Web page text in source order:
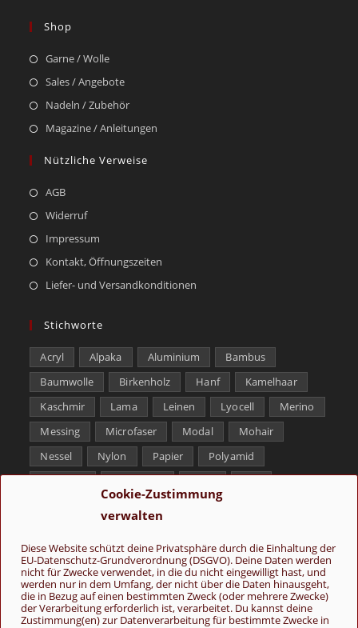
Cookie-Zustimmung
verwalten
Diese Website schützt deine Privatsphäre durch die Einhaltung der
EU-Datenschutz-Grundverordnung (DSGVO). Deine Daten werden
nicht für Zwecke verwendet, in die du nicht eingewilligt hast, und
werden nur in dem Umfang, der nicht über die Daten hinausgeht,
die in Bezug auf einen bestimmten Zweck (oder mehrere Zwecke)
der Verarbeitung erforderlich ist, verarbeitet. Du kannst deine
Zustimmung(en) zur Datenverarbeitung für bestimmte Zwecke in
Shop
Garne / Wolle
Sales / Angebote
Nadeln / Zubehör
Magazine / Anleitungen
Nützliche Verweise
AGB
Widerruf
Impressum
Kontakt, Öffnungszeiten
Liefer- und Versandkonditionen
Stichworte
Acryl Alpaka Aluminium
Bambus
Baumwolle
Birkenholz Hanf
Kamelhaar
Kaschmir
Lama Leinen Lyocell
Merino
Messing
Microfaser Modal
Mohair
Nessel
Nylon Papier
Polyamid
Folge uns